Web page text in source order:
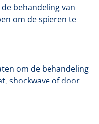
behandeling van
om de spieren te
om de behandeling
shockwave of door